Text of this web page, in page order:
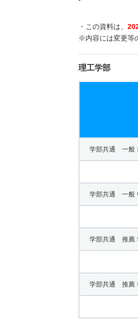
・この資料は、
※内容には変更等
理工学部
学部共通 一般
学部共通 一般
学部共通 推薦
学部共通 推薦